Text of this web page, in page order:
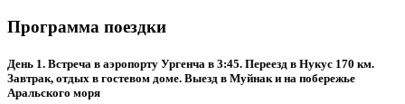
Программа поездки
День 1. Встреча в аэропорту Ургенча в 3:45. Переезд в Нукус 170 км.
Завтрак, отдых в гостевом доме. Выезд в Муйнак и на побережье
Аральского моря